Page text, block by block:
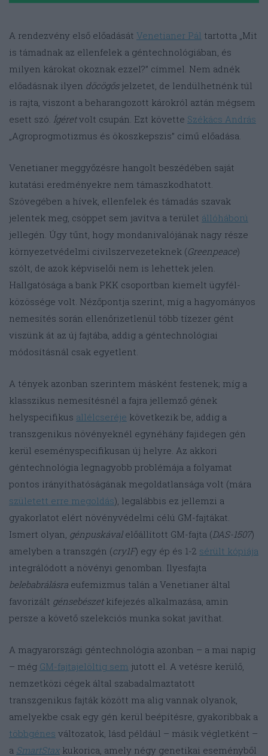
A rendezvény első előadását Venetianer Pál tartotta „Mit
is támadnak az ellenfelek a géntechnológiában, és
milyen károkat okoznak ezzel?” címmel. Nem adnék
előadásnak ilyen döcögősjelzetet, de lendülhetnénk túl
is rajta, viszont a beharangozott károkról aztán mégsem
esett szó. Ígéretvolt csupán. Ezt követte Székács András
„Agroprogmotizmus és ökoszkepszis” című előadása.
Venetianer meggyőzésre hangolt beszédében saját
kutatási eredményekre nem támaszkodhatott.
Szövegében a hívek, ellenfelek és támadás szavak
jelentek meg, csöppet sem javítva a terület állóháború
jellegén. Úgy tűnt, hogy mondanivalójának nagy része
környezetvédelmi civilszervezeteknek (Greenpeace)
szólt, de azok képviselői nem is lehettek jelen.
Hallgatósága a bank PKK csoportban kiemelt ügyfél-
közössége volt. Nézőpontja szerint, míg a hagyományos
nemesítés során ellenőrizetlenül több tízezer gént
viszünk át az új fajtába, addig a géntechnológiai
módosításnál csak egyetlent.
A tények azonban szerintem másként festenek; míg a
klasszikus nemesítésnél a fajra jellemző gének
helyspecifikus allélcseréje következik be, addig a
transzgenikus növényeknél egynéhány fajidegen gén
kerül eseményspecifikusan új helyre. Az akkori
géntechnológia legnagyobb problémája a folyamat
pontos irányíthatóságának megoldatlansága volt (mára
született erre megoldás), legalábbis ez jellemzi a
gyakorlatot elért növényvédelmi célú GM-fajtákat.
Ismert olyan, génpuskávalelőállított GM-fajta (DAS-1507)
amelyben a transzgén (cry1F) egy ép és 1-2 sérült kópiája
integrálódott a növényi genomban. Ilyesfajta
belebabrálásra eufemizmus talán a Venetianer által
favorizált génsebészetkifejezés alkalmazása, amin
persze a követő szelekciós munka sokat javíthat.
A magyarországi géntechnológia azonban – a mai napig
– még GM-fajtajelöltig sem jutott el. A vetésre kerülő,
nemzetközi cégek által szabadalmaztatott
transzgenikus fajták között ma alig vannak olyanok,
amelyekbe csak egy gén kerül beépítésre, gyakoribbak a
többgénes változatok, lásd például – másik végletként –
a SmartStaxkukorica, amely négy genetikai eseményből